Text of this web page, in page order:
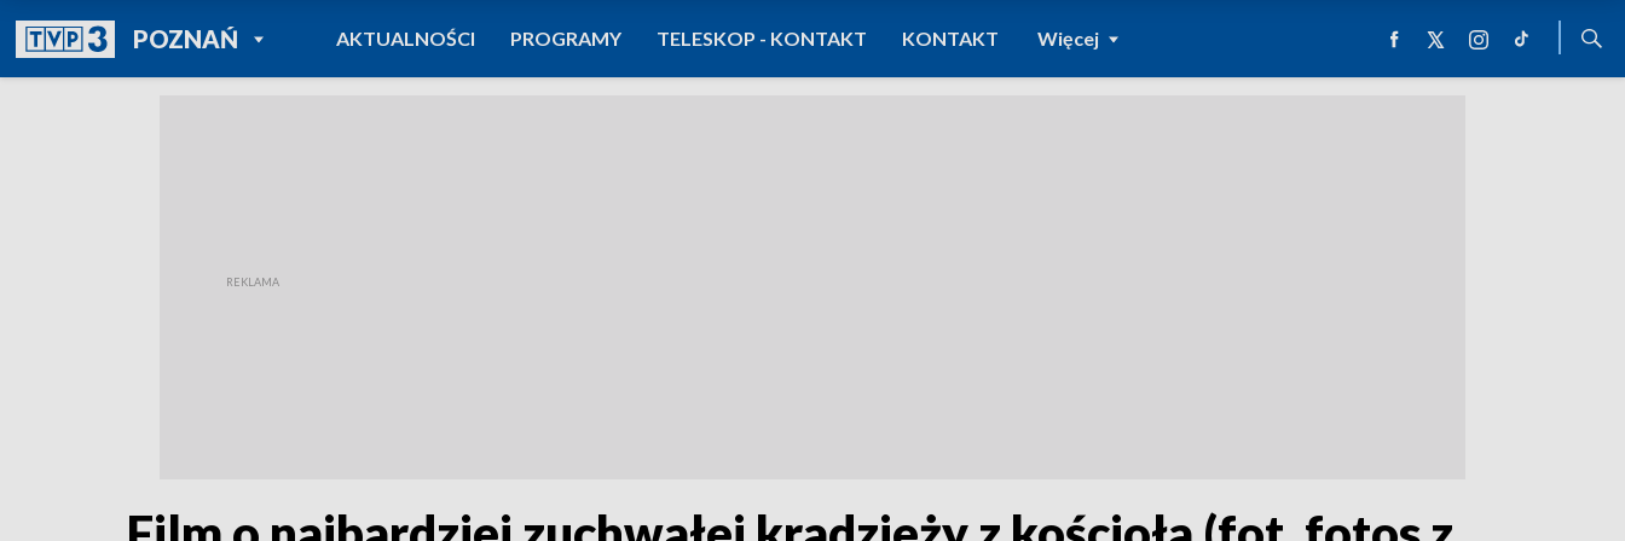
POZNAŃPOWRÓT DO
TVP REGIONY
AKTUALNOŚCI PROGRAMY TELESKOP - KONTAKT KONTAKT Więcej